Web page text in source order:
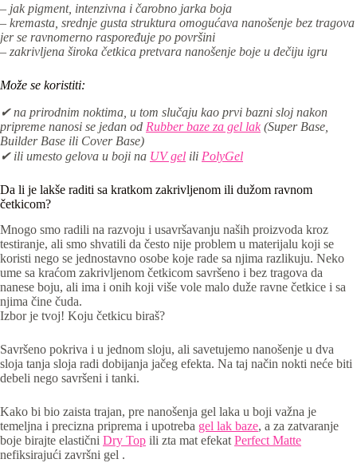
– jak pigment, intenzivna i čarobno jarka boja
– kremasta, srednje gusta struktura omogućava nanošenje bez tragova
jer se ravnomerno raspoređuje po površini
– zakrivljena široka četkica pretvara nanošenje boje u dečiju igru
Može se koristiti:
✔ na prirodnim noktima, u tom slučaju kao prvi bazni sloj nakon
pripreme nanosi se jedan od Rubber baze za gel lak(Super Base,
Builder Base ili Cover Base)
✔ ili umesto gelova u boji na UV gel ili PolyGel
Da li je lakše raditi sa kratkom zakrivljenom ili dužom ravnom
četkicom?
Mnogo smo radili na razvoju i usavršavanju naših proizvoda kroz
testiranje, ali smo shvatili da često nije problem u materijalu koji se
koristi nego se jednostavno osobe koje rade sa njima razlikuju. Neko
ume sa kraćom zakrivljenom četkicom savršeno i bez tragova da
nanese boju, ali ima i onih koji više vole malo duže ravne četkice i sa
njima čine čuda.
Izbor je tvoj! Koju četkicu biraš?
Savršeno pokriva i u jednom sloju, ali savetujemo nanošenje u dva
sloja tanja sloja radi dobijanja jačeg efekta. Na taj način nokti neće biti
debeli nego savršeni i tanki.
Kako bi bio zaista trajan, pre nanošenja gel laka u boji važna je
temeljna i precizna priprema i upotreba gel lak baze, a za zatvaranje
boje birajte elastični Dry Top ili zta mat efekatPerfect Matte
nefiksirajući završni gel .